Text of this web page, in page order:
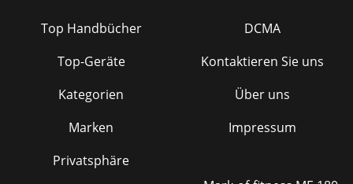
Top Handbücher
Top-Geräte
Kategorien
Marken
Privatsphäre
DCMA
Kontaktieren Sie uns
Über uns
Impressum